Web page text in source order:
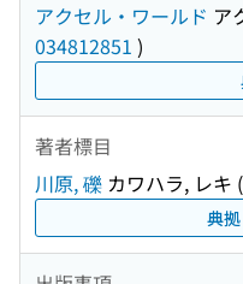
アクセル・ワールド ア
034812851 )
著者標目
川原, 礫 カワハラ, レキ (
典拠